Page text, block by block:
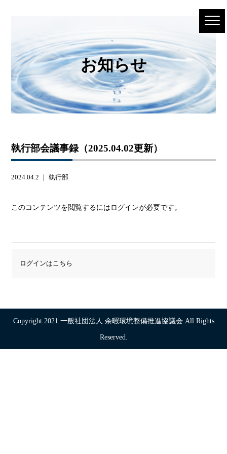
お知らせ
執行部会議事録（2025.04.02更新）
2024.04.2 ｜執行部
このコンテンツを閲覧するにはログインが必要です。
ログインはこちら
Copyright 2021 一般社団法人 余暇環境整備推進協議会 All Rights
Reserved.